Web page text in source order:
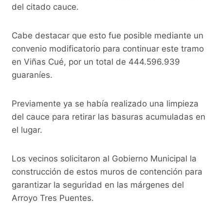
del citado cauce.
Cabe destacar que esto fue posible mediante un
convenio modificatorio para continuar este tramo
en Viñas Cué, por un total de 444.596.939
guaraníes.
Previamente ya se había realizado una limpieza
del cauce para retirar las basuras acumuladas en
el lugar.
Los vecinos solicitaron al Gobierno Municipal la
construcción de estos muros de contención para
garantizar la seguridad en las márgenes del
Arroyo Tres Puentes.